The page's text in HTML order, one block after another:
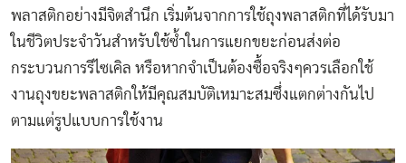
พลาสติกอย่างมีจิตสำนึก เริ่มต้นจากการใช้ถุงพลาสติกที่ได้รับมา
ในชีวิตประจำวันสำหรับใช้ซ้ำในการแยกขยะก่อนส่งต่อ
กระบวนการรีไซเคิล หรือหากจำเป็นต้องซื้อจริงๆควรเลือกใช้
งานถุงขยะพลาสติกให้มีคุณสมบัติเหมาะสมซึ่งแตกต่างกันไป
ตามแต่รูปแบบการใช้งาน